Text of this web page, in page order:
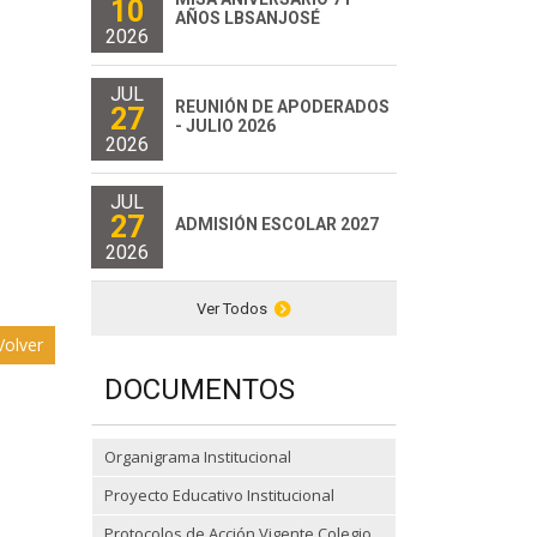
10
2026
AÑOS LBSANJOSÉ
JUL
27
2026
REUNIÓN DE APODERADOS
- JULIO 2026
JUL
27
2026
ADMISIÓN ESCOLAR 2027
Ver Todos
DOCUMENTOS
Organigrama Institucional
Proyecto Educativo Institucional